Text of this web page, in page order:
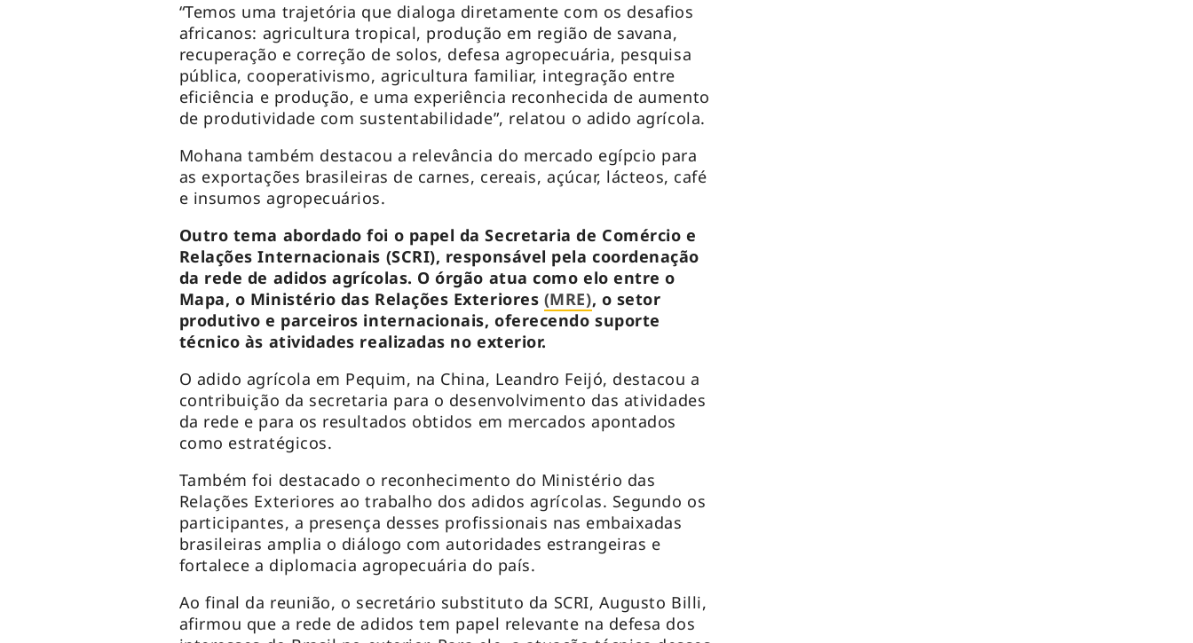
“Temos uma trajetória que dialoga diretamente com os desafios
africanos: agricultura tropical, produção em região de savana,
recuperação e correção de solos, defesa agropecuária, pesquisa
pública, cooperativismo, agricultura familiar, integração entre
eficiência e produção, e uma experiência reconhecida de aumento
de produtividade com sustentabilidade”, relatou o adido agrícola.
Mohana também destacou a relevância do mercado egípcio para
as exportações brasileiras de carnes, cereais, açúcar, lácteos, café
e insumos agropecuários.
Outro tema abordado foi o papel da Secretaria de Comércio e
Relações Internacionais (SCRI), responsável pela coordenação
da rede de adidos agrícolas. O órgão atua como elo entre o
Mapa, o Ministério das Relações Exteriores (MRE), o setor
produtivo e parceiros internacionais, oferecendo suporte
técnico às atividades realizadas no exterior.
O adido agrícola em Pequim, na China, Leandro Feijó, destacou a
contribuição da secretaria para o desenvolvimento das atividades
da rede e para os resultados obtidos em mercados apontados
como estratégicos.
Também foi destacado o reconhecimento do Ministério das
Relações Exteriores ao trabalho dos adidos agrícolas. Segundo os
participantes, a presença desses profissionais nas embaixadas
brasileiras amplia o diálogo com autoridades estrangeiras e
fortalece a diplomacia agropecuária do país.
Ao final da reunião, o secretário substituto da SCRI, Augusto Billi,
afirmou que a rede de adidos tem papel relevante na defesa dos